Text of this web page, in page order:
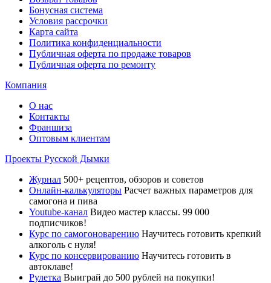
Бонусная система
Условия рассрочки
Карта сайта
Политика конфиденциальности
Публичная оферта по продаже товаров
Публичная оферта по ремонту
Компания
О нас
Контакты
Франшиза
Оптовым клиентам
Проекты Русской Дымки
Журнал 500+ рецептов, обзоров и советов
Онлайн-калькуляторы Расчет важных параметров для
самогона и пива
Youtube-канал Видео мастер классы. 99 000
подписчиков!
Курс по самогоноварению Научитесь готовить крепкий
алкоголь с нуля!
Курс по консервированию Научитесь готовить в
автоклаве!
Рулетка Выиграй до 500 рублей на покупки!